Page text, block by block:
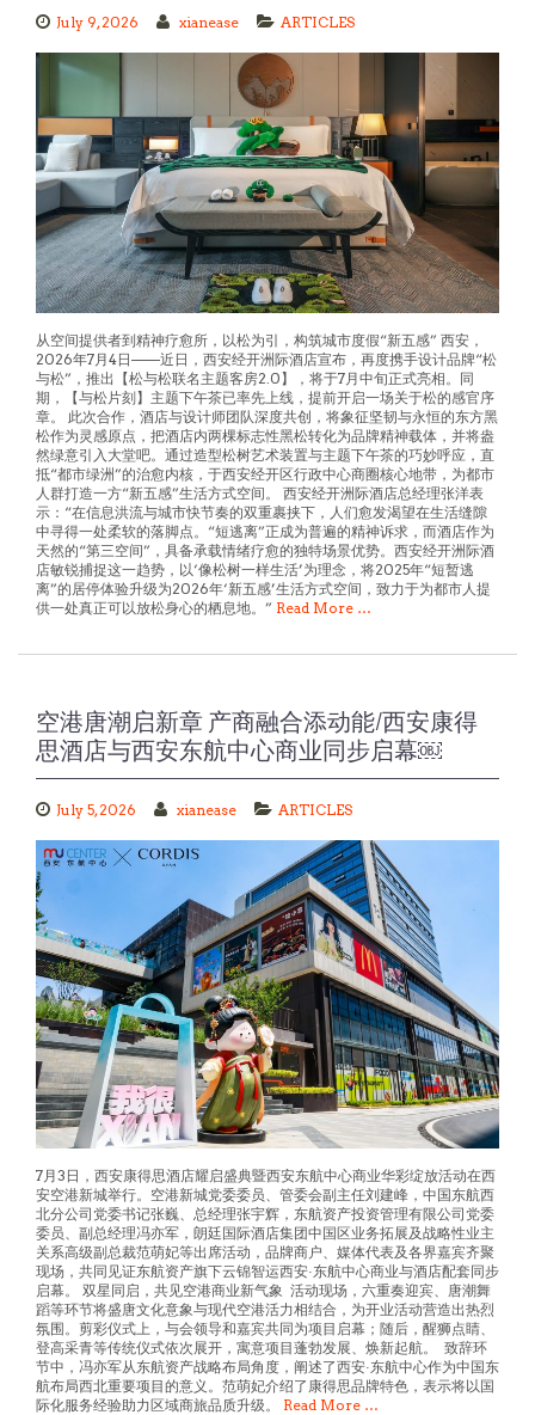
2026年7月4日——近日，西安经开洲际酒店宣布，再度携手设计品牌“松
与松”，推出【松与松联名主题客房2.0】，将于7月中旬正式亮相。同
期，【与松片刻】主题下午茶已率先上线，提前开启一场关于松的感官序
章。 此次合作，酒店与设计师团队深度共创，将象征坚韧与永恒的东方黑
松作为灵感原点，把酒店内两棵标志性黑松转化为品牌精神载体，并将盎
然绿意引入大堂吧。通过造型松树艺术装置与主题下午茶的巧妙呼应，直
抵“都市绿洲”的治愈内核，于西安经开区行政中心商圈核心地带，为都市
人群打造一方“新五感”生活方式空间。 西安经开洲际酒店总经理张洋表
示：“在信息洪流与城市快节奏的双重裹挟下，人们愈发渴望在生活缝隙
中寻得一处柔软的落脚点。“短逃离”正成为普遍的精神诉求，而酒店作为
天然的“第三空间”，具备承载情绪疗愈的独特场景优势。西安经开洲际酒
店敏锐捕捉这一趋势，以‘像松树一样生活’为理念，将2025年“短暂逃
离”的居停体验升级为2026年‘新五感’生活方式空间，致力于为都市人提
供一处真正可以放松身心的栖息地。”Read More …
思酒店与西安东航中心商业同步启幕￼
安空港新城举行。空港新城党委委员、管委会副主任刘建峰，中国东航西
北分公司党委书记张巍、总经理张宇辉，东航资产投资管理有限公司党委
委员、副总经理冯亦军，朗廷国际酒店集团中国区业务拓展及战略性业主
关系高级副总裁范萌妃等出席活动，品牌商户、媒体代表及各界嘉宾齐聚
现场，共同见证东航资产旗下云锦智运西安·东航中心商业与酒店配套同步
启幕。 双星同启，共见空港商业新气象 活动现场，六重奏迎宾、唐潮舞
蹈等环节将盛唐文化意象与现代空港活力相结合，为开业活动营造出热烈
氛围。剪彩仪式上，与会领导和嘉宾共同为项目启幕；随后，醒狮点睛、
登高采青等传统仪式依次展开，寓意项目蓬勃发展、焕新起航。 致辞环
节中，冯亦军从东航资产战略布局角度，阐述了西安·东航中心作为中国东
航布局西北重要项目的意义。范萌妃介绍了康得思品牌特色，表示将以国
际化服务经验助力区域商旅品质升级。Read More …